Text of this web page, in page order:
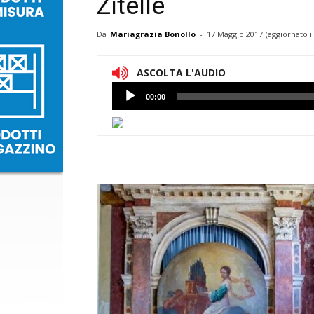
Zitelle
Da Mariagrazia Bonollo - 17 Maggio 2017 (aggiornato il
ASCOLTA L'AUDIO
Lettore
Audio
00:00